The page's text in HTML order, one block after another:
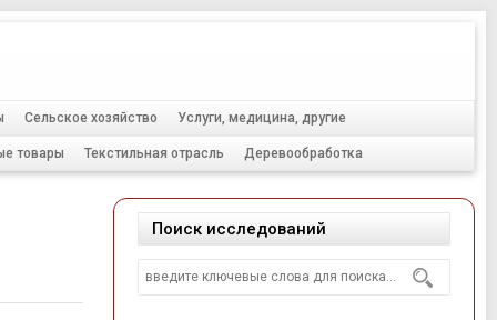
Сельское хозяйство Услуги, медицина, другие
товары Текстильная отрасль Деревообработка
Поиск исследований